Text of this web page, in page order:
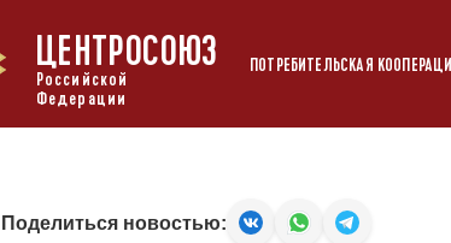
ЦЕНТРОСОЮЗ
Российской
Федерации
ПОТРЕБИТЕЛЬСКАЯ
Поделиться новостью: